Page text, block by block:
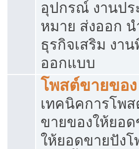
อุปกรณ์ งานป
หมาย ส่งออก น
ธุรกิจเสริม งา
ออกแบบ
โพสต์ขายของ
เทคนิคการโพ
ขายของให้ยอ
ให้ยอดขายปัง